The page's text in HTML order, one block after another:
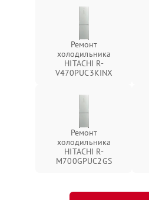
Ремонт
холодильника
HITACHI R-
V470PUC3KINX
Ремонт
холодильника
HITACHI R-
M700GPUC2GS